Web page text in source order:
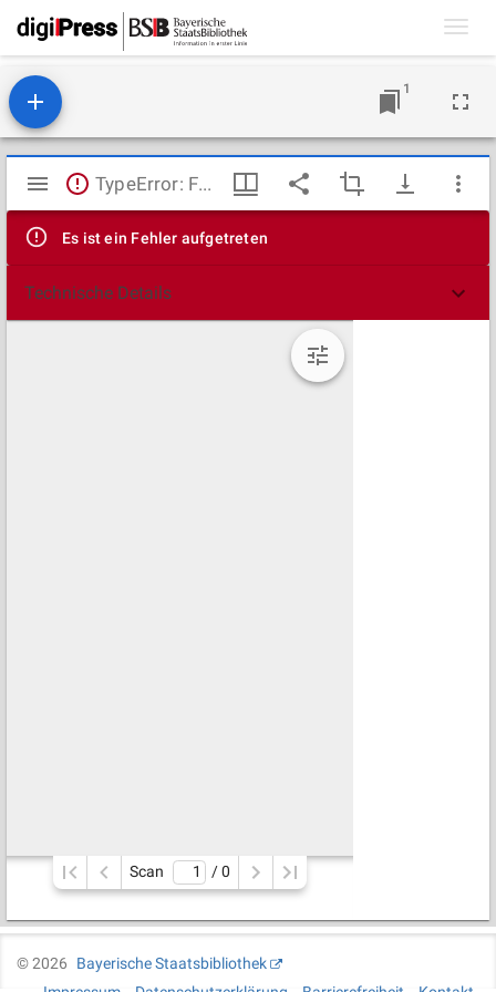
1
Mirador
Viewer
TypeError: Failed to fetch
Es ist ein Fehler aufgetreten
Technische Details
Scan / 0
©2026
Bayerische Staatsbibliothek